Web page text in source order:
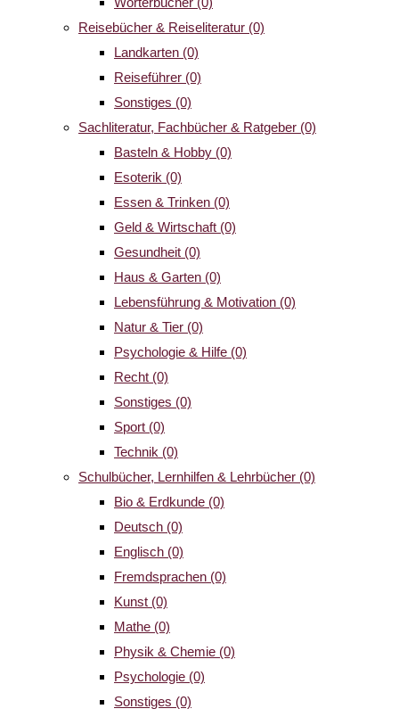
Reisebücher & Reiseliteratur (0)
Landkarten (0)
Reiseführer (0)
Sonstiges (0)
Sachliteratur, Fachbücher & Ratgeber (0)
Basteln & Hobby (0)
Esoterik (0)
Essen & Trinken (0)
Geld & Wirtschaft (0)
Gesundheit (0)
Haus & Garten (0)
Lebensführung & Motivation (0)
Natur & Tier (0)
Psychologie & Hilfe (0)
Recht (0)
Sonstiges (0)
Sport (0)
Technik (0)
Schulbücher, Lernhilfen & Lehrbücher (0)
Bio & Erdkunde (0)
Deutsch (0)
Englisch (0)
Fremdsprachen (0)
Kunst (0)
Mathe (0)
Physik & Chemie (0)
Psychologie (0)
Sonstiges (0)